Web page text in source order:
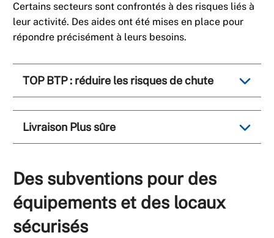
Certains secteurs sont confrontés à des risques liés à
leur activité. Des aides ont été mises en place pour
répondre précisément à leurs besoins.
TOP BTP : réduire les risques de chute
Livraison Plus sûre
Des subventions pour des
équipements et des locaux
sécurisés